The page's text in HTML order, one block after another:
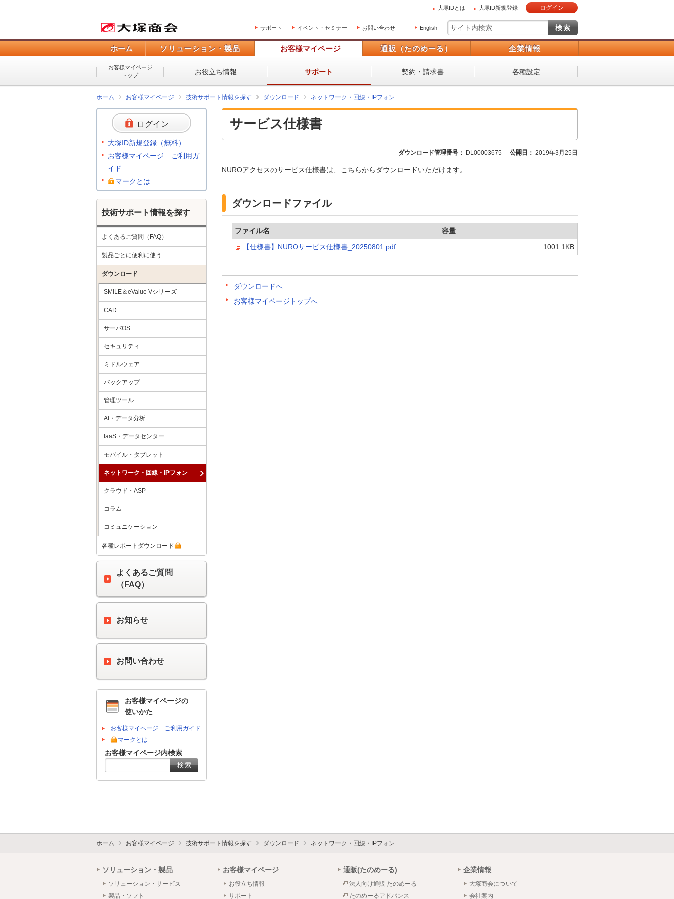
大塚IDとは 大塚ID新規登録 ログイン
サポート イベント・セミナー お問い合わせ English
ホーム ソリューション・製品 お客様マイページ 通販（たのめーる） 企業情報
お客様マイページ
トップ
お役立ち情報 サポート 契約・請求書 各種設定
ホーム お客様マイページ 技術サポート情報を探す ダウンロード ネットワーク・回線・IPフォン
サービス仕様書
ダウンロード管理番号： DL00003675 公開日： 2019年3月25日
NUROアクセスのサービス仕様書は、こちらからダウンロードいただけます。
ダウンロードファイル
ファイル名
容量
【仕様書】NUROサービス仕様書_20250801.pdf
1001.1KB
ダウンロードへ
お客様マイページトップへ
ログイン
大塚ID新規登録（無料）
お客様マイページ ご利用ガ
イド
マークとは
技術サポート情報を探す
よくあるご質問（FAQ）
製品ごとに便利に使う
ダウンロード
SMILE＆eValue Vシリーズ
CAD
サーバOS
セキュリティ
ミドルウェア
バックアップ
管理ツール
AI・データ分析
IaaS・データセンター
モバイル・タブレット
ネットワーク・回線・IPフォン
クラウド・ASP
コラム
コミュニケーション
各種レポートダウンロード
よくあるご質問
（FAQ）
お知らせ
お問い合わせ
お客様マイページの
使いかた
お客様マイページ ご利用ガイド
マークとは
お客様マイページ内検索
ホーム お客様マイページ 技術サポート情報を探す ダウンロード ネットワーク・回線・IPフォン
ソリューション・製品
ソリューション・サービス
製品・ソフト
お客様マイページ
お役立ち情報
サポート
通販(たのめーる)
法人向け通販 たのめーる
たのめーるアドバンス
企業情報
大塚商会について
会社案内